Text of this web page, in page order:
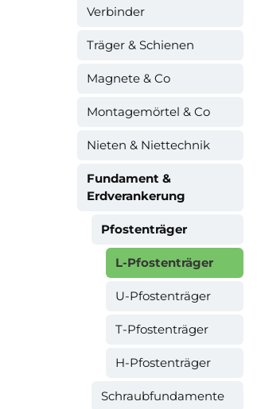
Verbinder
Träger & Schienen
Magnete & Co
Montagemörtel & Co
Nieten & Niettechnik
Fundament &
Erdverankerung
Pfostenträger
L-Pfostenträger
U-Pfostenträger
T-Pfostenträger
H-Pfostenträger
Schraubfundamente